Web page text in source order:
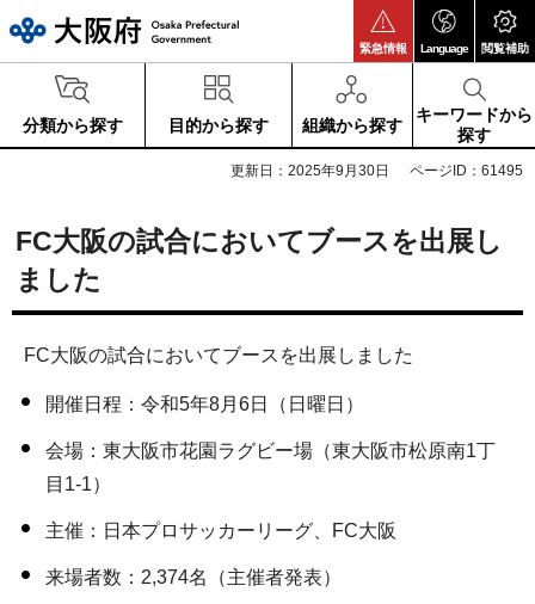
緊急情報 Language 閲覧補助
分類から探す 目的から探す 組織から探す
キーワードから
探す
更新日：2025年9月30日 ページID：61495
FC大阪の試合においてブースを出展し
ました
FC大阪の試合においてブースを出展しました
開催日程：令和5年8月6日（日曜日）
会場：東大阪市花園ラグビー場（東大阪市松原南1丁
目1-1）
主催：日本プロサッカーリーグ、FC大阪
来場者数：2,374名（主催者発表）